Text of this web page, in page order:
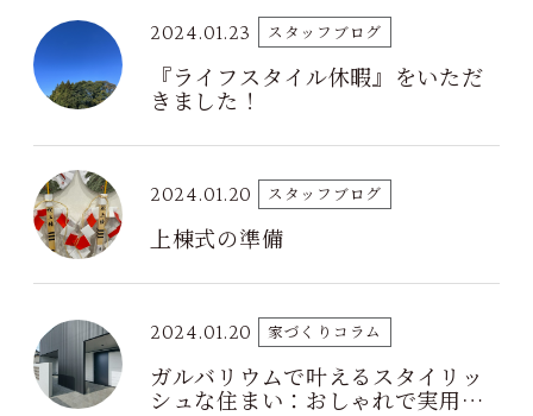
2024.01.23 スタッフブログ
『ライフスタイル休暇』をいただ
きました！
2024.01.20 スタッフブログ
上棟式の準備
2024.01.20 家づくりコラム
ガルバリウムで叶えるスタイリッ
シュな住まい：おしゃれで実用的